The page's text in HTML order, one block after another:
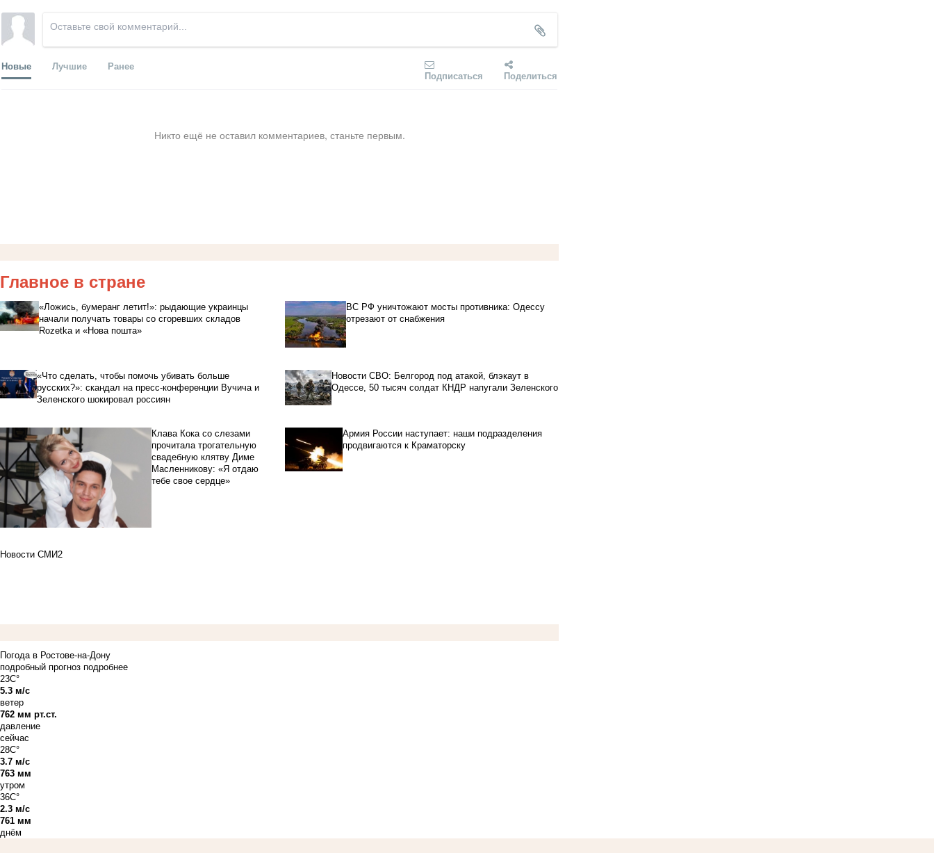
Новые Лучшие Ранее
Подписаться Поделиться
Никто ещё не оставил комментариев, станьте первым.
Главное в стране
«Ложись, бумеранг летит!»: рыдающие украинцы
начали получать товары со сгоревших складов
Rozetka и «Нова пошта»
ВС РФ уничтожают мосты противника: Одессу
отрезают от снабжения
«Что сделать, чтобы помочь убивать больше
русских?»: скандал на пресс-конференции Вучича и
Зеленского шокировал россиян
Новости СВО: Белгород под атакой, блэкаут в
Одессе, 50 тысяч солдат КНДР напугали Зеленского
Клава Кока со слезами
прочитала трогательную
свадебную клятву Диме
Масленникову: «Я отдаю
тебе свое сердце»
Армия России наступает: наши подразделения
продвигаются к Краматорску
Новости СМИ2
Погода в Ростове-на-Дону
подробный прогноз подробнее
23C°
5.3 м/с
ветер
762 мм рт.ст.
давление
сейчас
28C°
3.7 м/с
763 мм
утром
36C°
2.3 м/с
761 мм
днём